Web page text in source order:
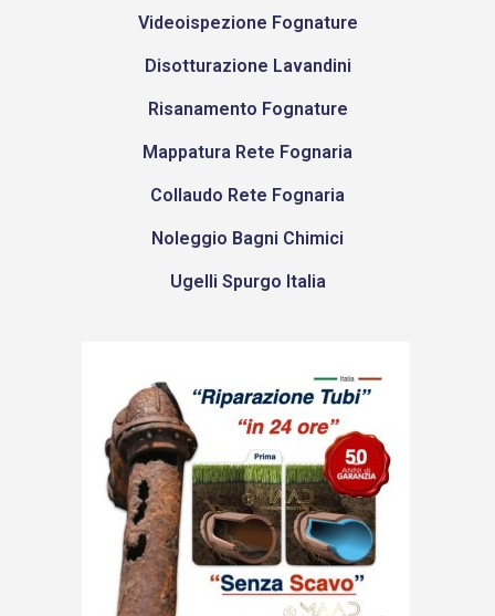
Videoispezione Fognature
Disotturazione Lavandini
Risanamento Fognature
Mappatura Rete Fognaria
Collaudo Rete Fognaria
Noleggio Bagni Chimici
Ugelli Spurgo Italia